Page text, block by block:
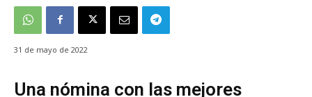
31 de mayo de 2022
Una nómina con las mejores